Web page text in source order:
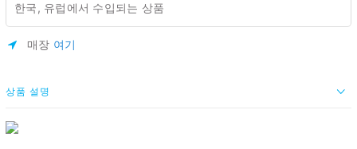
한국, 유럽에서 수입되는 상품
매장 여기
상품 설명